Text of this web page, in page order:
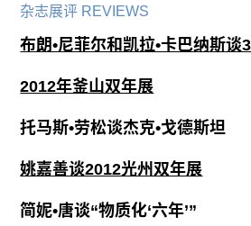
杂志展评 REVIEWS
布朗•尼菲尔和凯拉•卡巴纳斯谈
2012年釜山双年展
托马斯•劳松谈杰克•戈德斯坦
姚嘉善谈2012光州双年展
简妮•唐谈“物质化‘六年’”